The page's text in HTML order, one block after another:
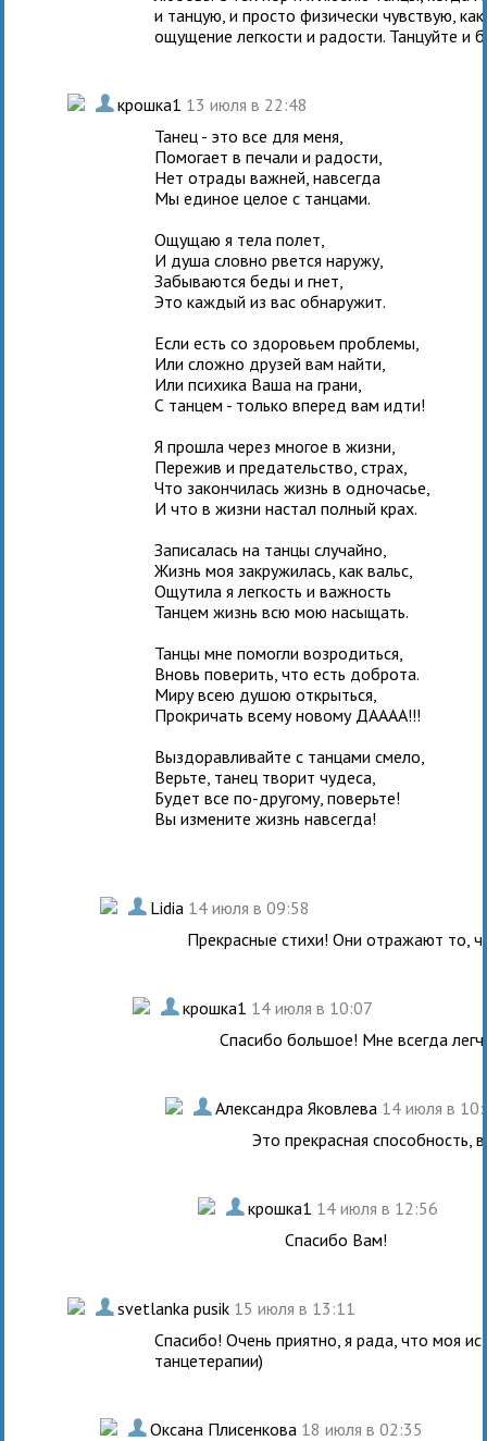
и танцую, и просто физически чувствую,
ощущение легкости и радости. Танцуйте и
. крошка1 13 июля в 22:48
Танец - это все для меня,
Помогает в печали и радости,
Нет отрады важней, навсегда
Мы единое целое с танцами.
Ощущаю я тела полет,
И душа словно рвется наружу,
Забываются беды и гнет,
Это каждый из вас обнаружит.
Если есть со здоровьем проблемы,
Или сложно друзей вам найти,
Или психика Ваша на грани,
С танцем - только вперед вам идти!
Я прошла через многое в жизни,
Пережив и предательство, страх,
Что закончилась жизнь в одночасье,
И что в жизни настал полный крах.
Записалась на танцы случайно,
Жизнь моя закружилась, как вальс,
Ощутила я легкость и важность
Танцем жизнь всю мою насыщать.
Танцы мне помогли возродиться,
Вновь поверить, что есть доброта.
Миру всею душою открыться,
Прокричать всему новому ДАААА!!!
Выздоравливайте с танцами смело,
Верьте, танец творит чудеса,
Будет все по-другому, поверьте!
Вы измените жизнь навсегда!
. Lidia 14 июля в 09:58
Прекрасные стихи! Они отражают то,
. крошка1 14 июля в 10:07
Спасибо большое! Мне всегда
. Александра Яковлева 14 июля в
Это прекрасная способность,
. крошка1 14 июля в 12:56
Спасибо Вам!
. svetlanka pusik 15 июля в 13:11
Спасибо! Очень приятно, я рада, что моя
танцетерапии)
. Оксана Плисенкова 18 июля в 02:35